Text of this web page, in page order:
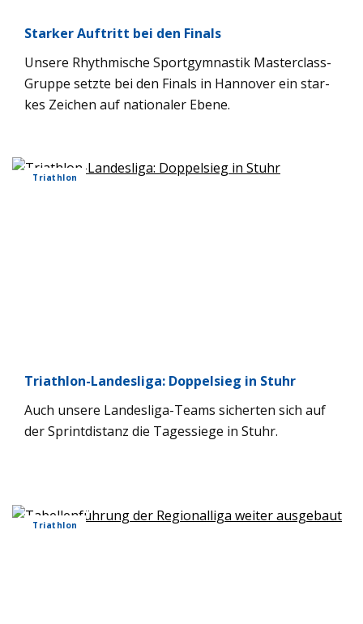
Star­ker Auf­tritt bei den Finals
Unsere Rhyth­mi­sche Sport­gym­nas­tik Mas­ter­class-
Gruppe setzte bei den Finals in Han­no­ver ein star­
kes Zei­chen auf natio­na­ler Ebene.
Tri­ath­lon
Tri­ath­lon-Lan­des­liga: Dop­pel­sieg in Stuhr
Auch unsere Lan­des­liga-Teams sicher­ten sich auf
der Sprint­di­stanz die Tages­siege in Stuhr.
Tri­ath­lon